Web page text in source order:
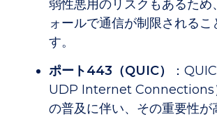
弱性悪用のリスクもあるため
ォールで通信が制限されるこ
す。
ポート443（QUIC）
：
UDP Internet Connections
の普及に伴い、その重要性が